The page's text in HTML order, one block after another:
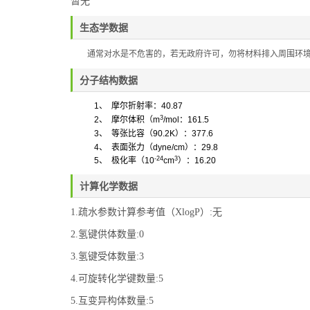
生态学数据
通常对水是不危害的，若无政府许可，勿将材料排入周围环
分子结构数据
1、 摩尔折射率： 40.87
2、 摩尔体积 （m3/mol ： 161.5
3、 等张比容（90.2K）： 377.6
4、 表面张力 （dyne/cm） ： 29.8
5、 极化率 （10-24cm3） ： 16.20
计算化学数据
1.疏水参数计算参考值（XlogP）:无
2.氢键供体数量:0
3.氢键受体数量:3
4.可旋转化学键数量:5
5.互变异构体数量:5